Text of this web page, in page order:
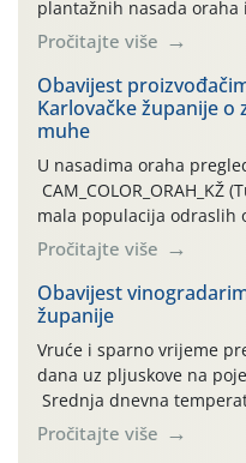
plantažnih nasada
leta i ovogodišnjoj
orahove muhe
traje drugi ovogodišnji
izražen zadnja šest dana
temperature zraka
Pročitajte više
Obavijest
Karlovačke županije
muhe
U nasadima oraha
mala populacija odraslih
(Rhagoletis completa).
činjenicom da je riječ o
urodom, što je povezano
jedinki. U starijim
pločama s […]
Pročitajte više
Obavijest
županije
Vruće i sparno vrijeme
dana uz pljuskove na
Srednja dnevna
maksimalne su
Simptome plamenjače
Pročitajte više